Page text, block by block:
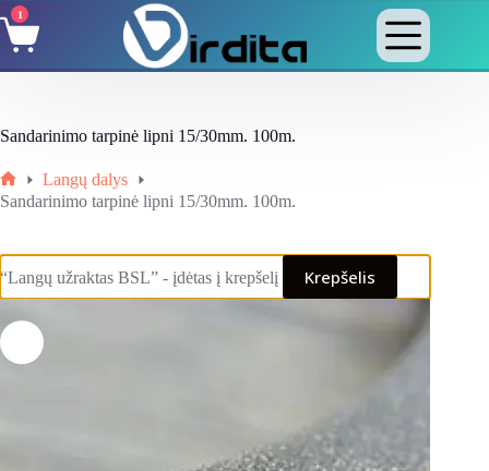
Skip
to
content
Shopping
cart
1
Sandarinimo tarpinė lipni 15/30mm. 100m.
Home
Langų dalys
Sandarinimo tarpinė lipni 15/30mm. 100m.
“Langų užraktas BSL” - įdėtas į krepšelį Krepšelis